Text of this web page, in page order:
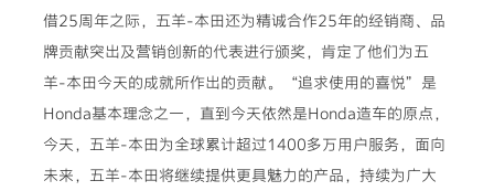
借25周年之际，五羊-本田还为精诚合作25年的经销商、品
牌贡献突出及营销创新的代表进行颁奖，肯定了他们为五
羊-本田今天的成就所作出的贡献。“追求使用的喜悦”是
Honda基本理念之一，直到今天依然是Honda造车的原点，
今天，五羊-本田为全球累计超过1400多万用户服务，面向
未来，五羊-本田将继续提供更具魅力的产品，持续为广大